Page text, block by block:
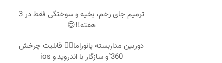
ترمیم جای زخم، بخیه و سوختگی فقط در 3
هفته!!😍
دوربین مداربسته پانوراما👈🏻 قابلیت چرخش
360°و سازگار با اندروید و ios